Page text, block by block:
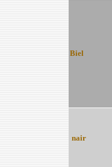
Biel
nair